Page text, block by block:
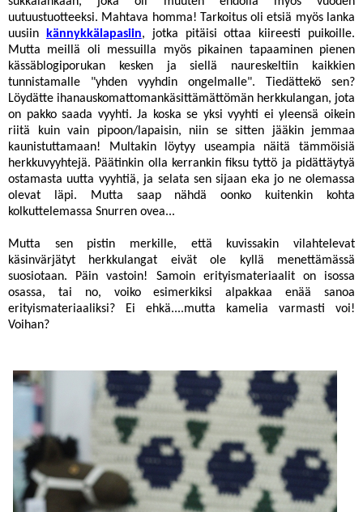
uutuustuotteeksi. Mahtava homma! Tarkoitus oli etsiä myös lanka
uusiin
kännykkälapasiin, jotka pitäisi ottaa kiireesti puikoille.
Mutta meillä oli messuilla myös pikainen tapaaminen pienen
kässäblogiporukan kesken ja siellä naureskeltiin kaikkien
tunnistamalle "yhden vyyhdin ongelmalle". Tiedättekö sen?
Löydätte ihanauskomattomankäsittämättömän herkkulangan, jota
on pakko saada vyyhti. Ja koska se yksi vyyhti ei yleensä oikein
riitä kuin vain pipoon/lapaisin, niin se sitten jääkin jemmaa
kaunistuttamaan! Multakin löytyy useampia näitä tämmöisiä
herkkuvyyhtejä. Päätinkin olla kerrankin fiksu tyttö ja pidättäytyä
ostamasta uutta vyyhtiä, ja selata sen sijaan eka jo ne olemassa
olevat läpi. Mutta saap nähdä oonko kuitenkin kohta
kolkuttelemassa Snurren ovea...
Mutta sen pistin merkille, että kuvissakin vilahtelevat
käsinvärjätyt herkkulangat eivät ole kyllä menettämässä
suosiotaan. Päin vastoin! Samoin erityismateriaalit on isossa
osassa, tai no, voiko esimerkiksi alpakkaa enää sanoa
erityismateriaaliksi? Ei ehkä....mutta kamelia varmasti voi!
Voihan?